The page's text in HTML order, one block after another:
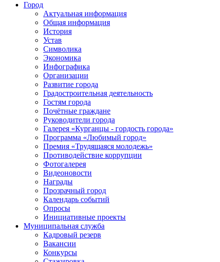
Город
Актуальная информация
Общая информация
История
Устав
Символика
Экономика
Инфографика
Организации
Развитие города
Градостроительная деятельность
Гостям города
Почётные граждане
Руководители города
Галерея «Курганцы - гордость города»
Программа «Любимый город»
Премия «Трудящаяся молодежь»
Противодействие коррупции
Фотогалерея
Видеоновости
Награды
Прозрачный город
Календарь событий
Опросы
Инициативные проекты
Муниципальная служба
Кадровый резерв
Вакансии
Конкурсы